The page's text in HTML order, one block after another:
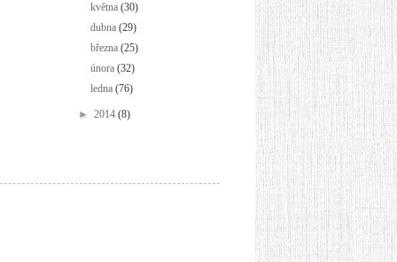
května(30)
dubna(29)
března(25)
února(32)
ledna(76)
► 2014 (8)